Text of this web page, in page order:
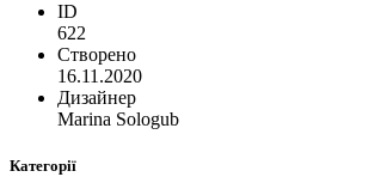
ID
622
Створено
16.11.2020
Дизайнер
Marina Sologub
Категорії